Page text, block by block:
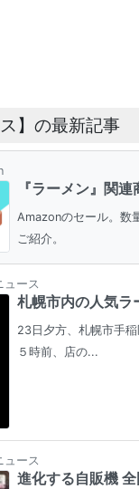
】の最新記事
『ラーメン』関
Amazonのセール。数
ご紹介。
ュース
札幌市内の人気ラ
23日夕方、札幌市手
５時前、店の...
ュース
進化する自販機